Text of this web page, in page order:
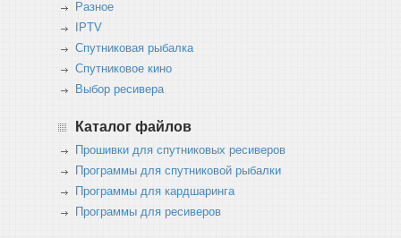
Разное
IPTV
Спутниковая рыбалка
Спутниковое кино
Выбор ресивера
Каталог файлов
Прошивки для спутниковых ресиверов
Программы для спутниковой рыбалки
Программы для кардшаринга
Программы для ресиверов